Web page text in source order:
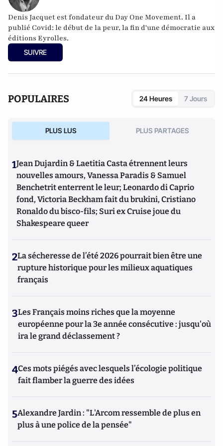
Denis Jacquet est fondateur du Day One Movement. Il a
publié Covid: le début de la peur, la fin d'une démocratie aux
éditions Eyrolles.
SUIVRE
POPULAIRES 24 Heures 7 Jours
PLUS LUS PLUS PARTAGES
1Jean Dujardin & Laetitia Casta étrennent leurs
nouvelles amours, Vanessa Paradis & Samuel
Benchetrit enterrent le leur; Leonardo di Caprio
fond, Victoria Beckham fait du brukini, Cristiano
Ronaldo du bisco-fils; Suri ex Cruise joue du
Shakespeare queer
2La sécheresse de l’été 2026 pourrait bien être une
rupture historique pour les milieux aquatiques
français
3Les Français moins riches que la moyenne
européenne pour la 3e année consécutive : jusqu'où
ira le grand déclassement ?
4Ces mots piégés avec lesquels l’écologie politique
fait flamber la guerre des idées
5Alexandre Jardin : "L'Arcom ressemble de plus en
plus à une police de la pensée"